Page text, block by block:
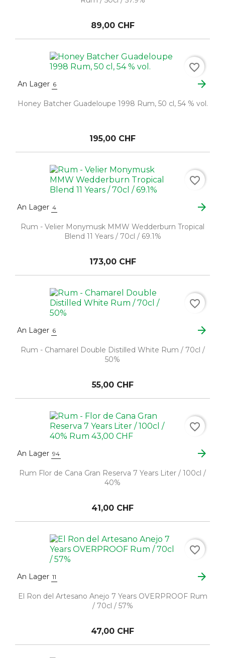
89,00 CHF
An Lager 6 arrow_forward
Honey Batcher Guadeloupe 1998 Rum, 50 cl, 54 % vol.
195,00 CHF
favorite_border
An Lager 4 arrow_forward
Rum - Velier Monymusk MMW Wedderburn Tropical
Blend 11 Years / 70cl / 69.1%
173,00 CHF
favorite_border
An Lager 6 arrow_forward
Rum - Chamarel Double Distilled White Rum / 70cl /
50%
55,00 CHF
favorite_border
An Lager 94 arrow_forward
Rum Flor de Cana Gran Reserva 7 Years Liter / 100cl /
40%
41,00 CHF
favorite_border
An Lager 11 arrow_forward
El Ron del Artesano Anejo 7 Years OVERPROOF Rum
/ 70cl / 57%
47,00 CHF
favorite_border